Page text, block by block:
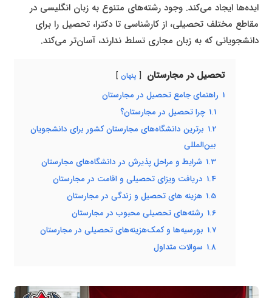
ایده‌ها ایجاد می‌کند. وجود رشته‌های متنوع به زبان انگلیسی در
مقاطع مختلف تحصیلی، از کارشناسی تا دکترا، تحصیل را برای
دانشجویانی که به زبان مجاری تسلط ندارند، آسان‌تر می‌کند.
تحصیل در مجارستان پنهان
1 راهنمای جامع تحصیل در مجارستان
1.1 چرا تحصیل در مجارستان؟
1.2 برترین دانشگاه‌های مجارستان کشور برای دانشجویان
بین‌المللی
1.3 شرایط و مراحل پذیرش در دانشگاه‌های مجارستان
1.4 دریافت ویزای تحصیلی و اقامت در مجارستان
1.5 هزینه های تحصیل و زندگی در مجارستان
1.6 رشته‌های تحصیلی محبوب در مجارستان
1.7 بورسیه‌ها و کمک‌هزینه‌های تحصیلی در مجارستان
1.8 سوالات متداول